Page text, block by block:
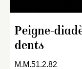
Peigne-
dents
M.M.51.2.82